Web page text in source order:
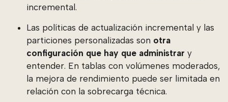
incremental.
Las políticas de actualización incremental y las
particiones personalizadas son otra
configuración que hay que administrar y
entender. En tablas con volúmenes moderados,
la mejora de rendimiento puede ser limitada en
relación con la sobrecarga técnica.